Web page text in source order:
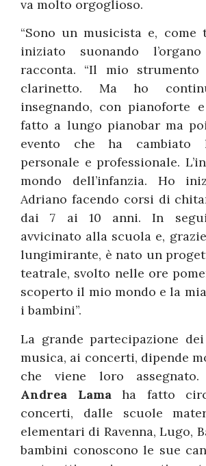
va molto orgoglioso.
“Sono un musicista e,
iniziato suonando
racconta. “Il mio
clarinetto. Ma ho
insegnando, con pianoforte
fatto a lungo pianobar ma
evento che ha
personale e professionale.
mondo dell’infanzia. Ho
Adriano facendo corsi di
dai 7 ai 10 anni. In
avvicinato alla scuola e,
lungimirante, è nato un
teatrale, svolto nelle ore
scoperto il mio mondo e la
i bambini”.
La grande partecipazione
musica, ai concerti, dipende
che viene loro
Andrea Lamaha fatto
concerti, dalle scuole
elementari di Ravenna, Lugo,
bambini conoscono le sue